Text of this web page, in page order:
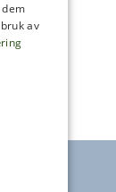
av